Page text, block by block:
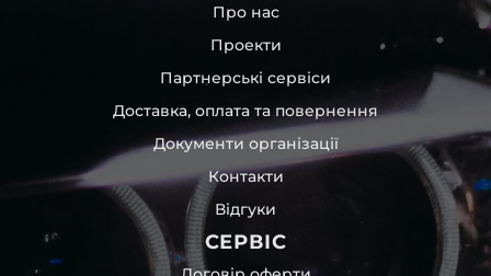
Про нас
Проекти
Партнерські сервіси
Доставка, оплата та повернення
Документи організації
Контакти
Відгуки
СЕРВІС